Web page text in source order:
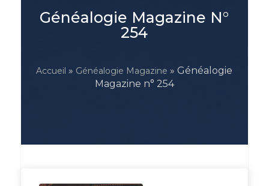
Généalogie Magazine N°
254
Accueil » Généalogie Magazine » Généalogie
Magazine n° 254